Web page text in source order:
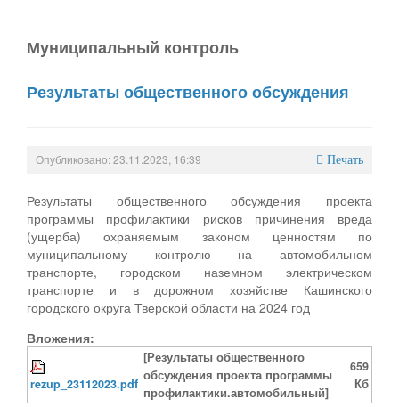
Муниципальный контроль
Результаты общественного обсуждения
Опубликовано: 23.11.2023, 16:39 Печать
Результаты общественного обсуждения проекта
программы профилактики рисков причинения вреда
(ущерба) охраняемым законом ценностям по
муниципальному контролю на автомобильном
транспорте, городском наземном электрическом
транспорте и в дорожном хозяйстве Кашинского
городского округа Тверской области на 2024 год
Вложения:
rezup_23112023.pdf
[Результаты общественного
обсуждения проекта программы
профилактики.автомобильный]
659
Кб